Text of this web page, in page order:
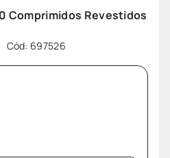
Comprimidos Revestidos
Cód: 697526